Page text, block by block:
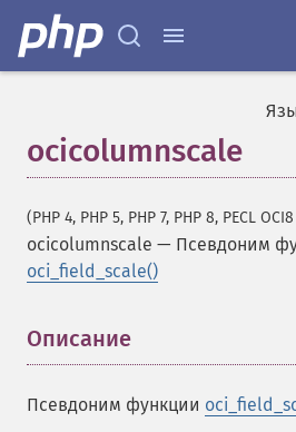
ocicolumnscale
(PHP 4, PHP 5, PHP 7, PHP 8, PECL
ocicolumnscale — Псевдоним
oci_field_scale()
Описание
Псевдоним функции